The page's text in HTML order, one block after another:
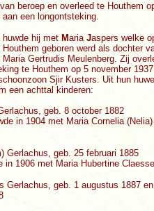
beroep en overleed te Houthem
een longontsteking.
huwde hij met Maria Jaspers welke
Houthem geboren werd als dochter
Gertrudis Meulenberg. Zij
te Houthem op 5 november
Sjir Kusters. Uit hun
een achttal kinderen:
geb. 8 october 1882
in 1904 met Maria Cornelia (Nelia)
Gerlachus, geb. 25 februari 1885
in 1906 met Maria Hubertine
Gerlachus, geb. 1 augustus 1887 en